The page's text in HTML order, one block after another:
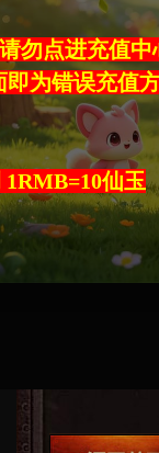
勿点进充
即为错误
仙玉